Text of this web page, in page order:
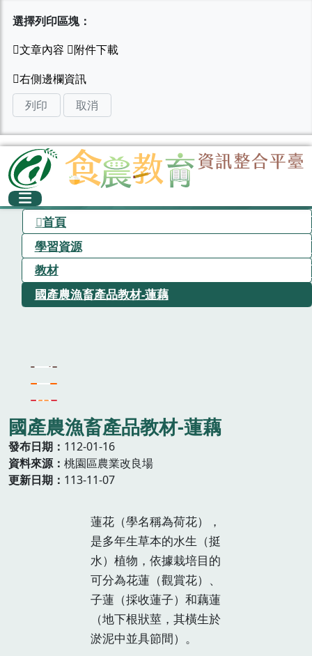
選擇列印區塊：
列印 取消
首頁
學習資源
教材
國產農漁畜產品教材-蓮藕
國產農漁畜產品教材-蓮藕
發布日期
112-01-16
資料來源
桃園區農業改良場
更新日期
113-11-07
蓮花（學名稱為荷花），
是多年生草本的水生（挺
水）植物，依據栽培目的
可分為花蓮（觀賞花）、
子蓮（採收蓮子）和藕蓮
（地下根狀莖，其橫生於
淤泥中並具節間）。